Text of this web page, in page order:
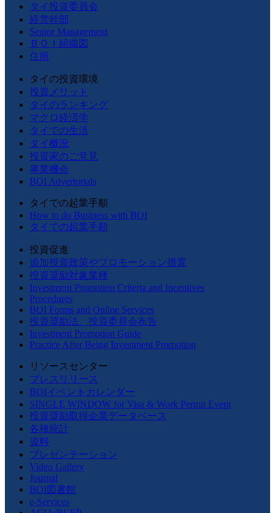
タイ投資委員会
経営幹部
Senior Management
ＢＯＩ組織図
住所
タイの投資環境
投資メリット
タイのランキング
マクロ経済学
タイでの生活
タイ概況
投資家のご意見
事業機会
BOI Advertorials
タイでの起業手順
How to do Business with BOI
タイでの起業手順
投資促進
追加投資政策やプロモーション措置
投資奨励対象業種
Investment Promotion Criteria and Incentives
Procedures
BOI Forms and Online Services
投資奨励法、投資委員会布告
Investment Promotion Guide
Practice After Being Investment Promotion
リソースセンター
プレスリリース
BOIイベントカレンダー
SINGLE WINDOW for Visa & Work Permit Event
投資奨励取得企業データベース
各種統計
資料
プレゼンテーション
Video Gallery
Journal
BOI図書館
e-Services